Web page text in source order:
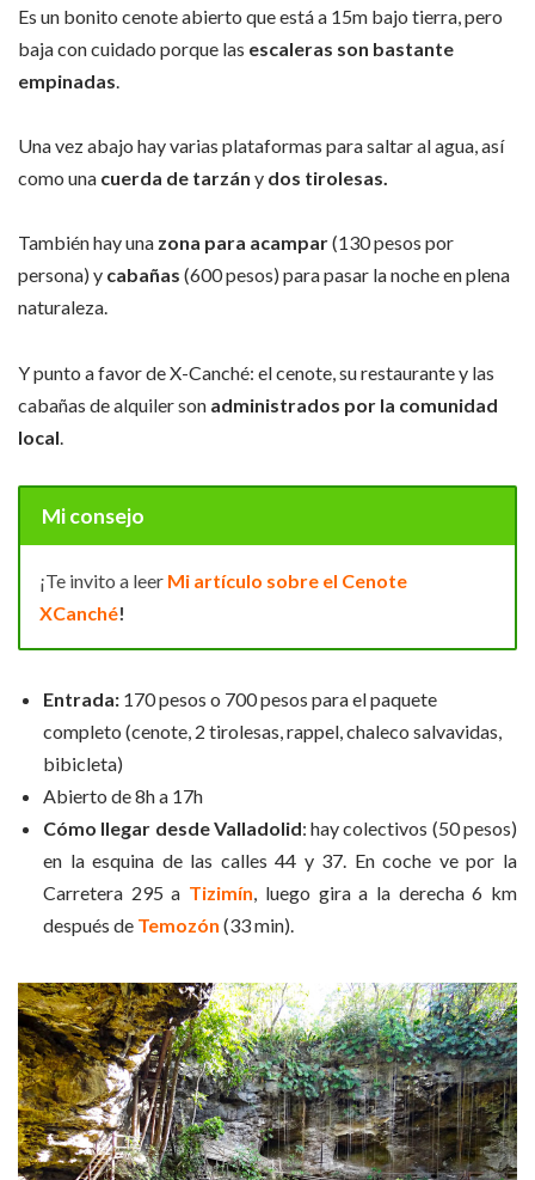
Es un bonito cenote abierto que está a 15m bajo tierra, pero
baja con cuidado porque las escaleras son bastante
empinadas
Una vez abajo hay varias plataformas para saltar al agua, así
como una cuerda de tarzán y dos tirolesas.
También hay una zona para acampar(130 pesos por
persona) y cabañas (600 pesos) para pasar la noche en plena
naturaleza.
Y punto a favor de X-Canché: el cenote, su restaurante y las
cabañas de alquiler son administrados por la comunidad
local
Mi consejo
¡Te invito a leer Mi artículo sobre el Cenote
XCanché!
Entrada: 170 pesos o 700 pesos para el paquete
completo (cenote, 2 tirolesas, rappel, chaleco salvavidas,
bibicleta)
Abierto de 8h a 17h
Cómo llegar desde Valladolid: hay colectivos (50 pesos)
en la esquina de las calles 44 y 37. En coche ve por la
Carretera 295 a Tizimín, luego gira a la derecha 6 km
después de Temozón (33 min).